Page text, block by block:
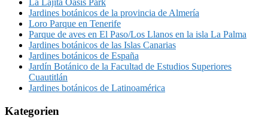
La Lajita Oasis Park
Jardines botánicos de la provincia de Almería‎
Loro Parque en Tenerife
Parque de aves en El Paso/Los Llanos en la isla La Palma
Jardines botánicos de las Islas Canarias
Jardines botánicos de España
Jardín Botánico de la Facultad de Estudios Superiores
Cuautitlán
Jardines botánicos de Latinoamérica
Kategorien